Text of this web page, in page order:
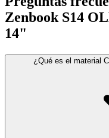
Zenbook S14
14"
¿Qué es el material